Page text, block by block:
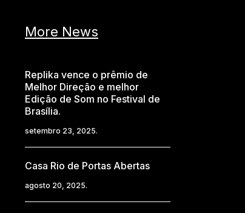
More News
Replika vence o prêmio de
Melhor Direção e melhor
Edição de Som no Festival de
Brasília.
setembro 23, 2025.
Casa Rio de Portas Abertas
agosto 20, 2025.